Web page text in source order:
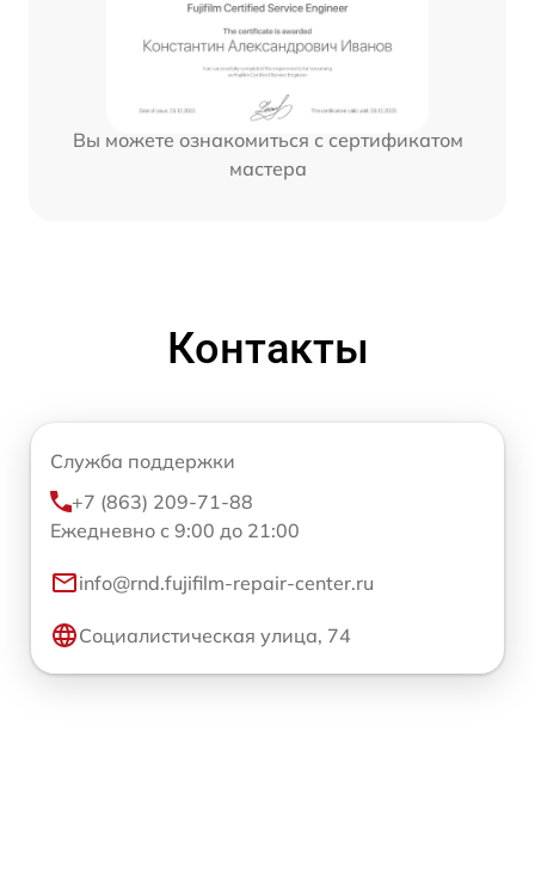
Вы можете ознакомиться с сертификатом
мастера
Контакты
Служба поддержки
+7 (863) 209-71-88
Ежедневно с 9:00 до 21:00
info@rnd.fujifilm-repair-center.ru
Социалистическая улица, 74